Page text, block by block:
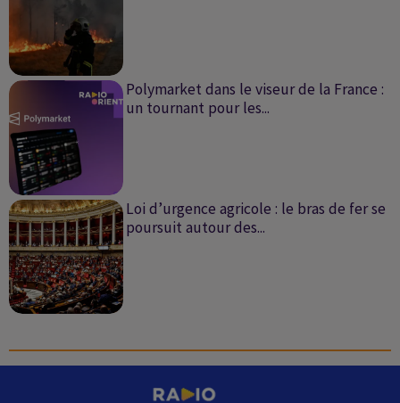
Polymarket dans le viseur de la France :
un tournant pour les...
Loi d’urgence agricole : le bras de fer se
poursuit autour des...